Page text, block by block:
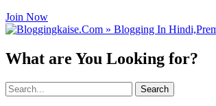
Join Now
What are You Looking for?
Search